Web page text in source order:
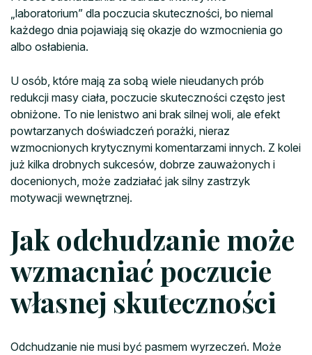
„laboratorium” dla poczucia skuteczności, bo niemal
każdego dnia pojawiają się okazje do wzmocnienia go
albo osłabienia.
U osób, które mają za sobą wiele nieudanych prób
redukcji masy ciała, poczucie skuteczności często jest
obniżone. To nie lenistwo ani brak silnej woli, ale efekt
powtarzanych doświadczeń porażki, nieraz
wzmocnionych krytycznymi komentarzami innych. Z kolei
już kilka drobnych sukcesów, dobrze zauważonych i
docenionych, może zadziałać jak silny zastrzyk
motywacji wewnętrznej.
Jak odchudzanie może
wzmacniać poczucie
własnej skuteczności
Odchudzanie nie musi być pasmem wyrzeczeń. Może